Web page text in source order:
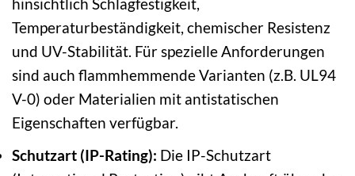
Temperaturbeständigkeit, chemischer Resistenz
und UV-Stabilität. Für spezielle Anforderungen
sind auch flammhemmende Varianten (z.B. UL94
V-0) oder Materialien mit antistatischen
Eigenschaften verfügbar.
Schutzart (IP-Rating): Die IP-Schutzart